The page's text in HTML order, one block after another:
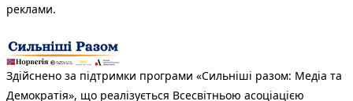
реклами.
Здійснено за підтримки програми «Сильніші разом: Медіа та
Демократія», що реалізується Всесвітньою асоціацією